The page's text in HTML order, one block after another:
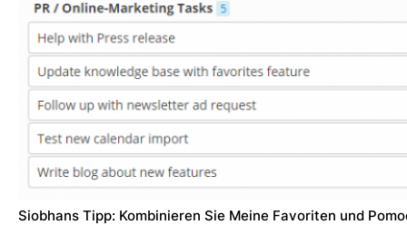
Siobhans Tipp: Kombinieren Sie Meine Favoriten und